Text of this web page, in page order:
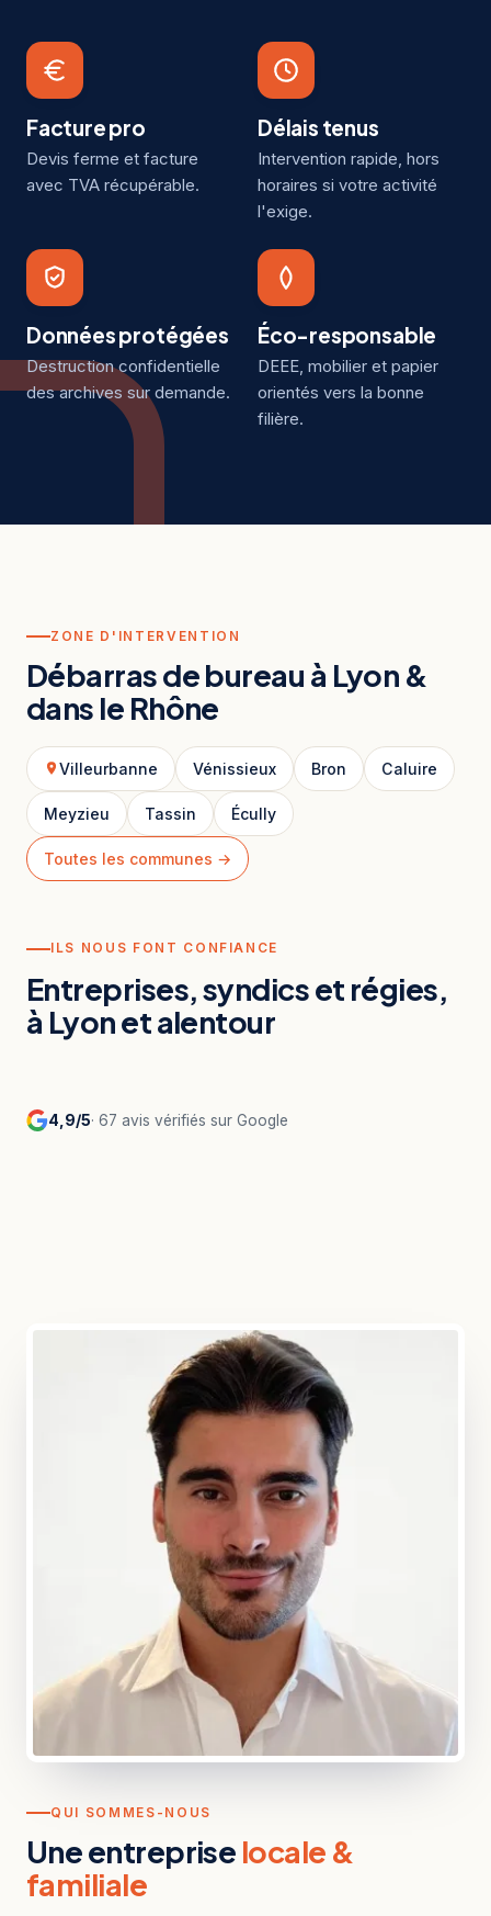
Facture pro
Devis ferme et facture
avec TVA récupérable.
Délais tenus
Intervention rapide, hors
horaires si votre activité
l'exige.
Données protégées
Destruction confidentielle
des archives sur demande.
Éco-responsable
DEEE, mobilier et papier
orientés vers la bonne
filière.
ZONE D'INTERVENTION
Débarras de bureau à Lyon &
dans le Rhône
Villeurbanne Vénissieux Bron Caluire
Meyzieu Tassin Écully
Toutes les communes →
ILS NOUS FONT CONFIANCE
Entreprises, syndics et régies,
à Lyon et alentour
4,9/5· 67 avis vérifiés sur Google
QUI SOMMES-NOUS
Une entreprise locale &
familiale